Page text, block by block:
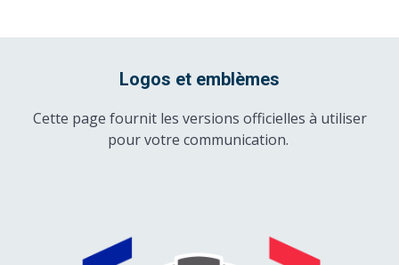
Logos et emblèmes
Cette page fournit les versions officielles à utiliser
pour votre communication.